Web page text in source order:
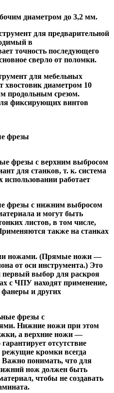
диаметром до 3,2 мм.
для предварительной
в
точность последующего
сверло от поломки.
для мебельных
хвостовик диаметром 10
продольным срезом.
фиксирующих винтов
фрезы
фрезы с верхним выбросом
для станков, т. к. система
работает
фрезы с нижним выбросом
и могут быть
листов, в том числе,
также на станках
ножами. (Прямые ножи —
от оси инструмента.) Это
первый выбор для раскроя
с ЧПУ находят применение,
фанеры и других
фрезы с
Нижние ножи при этом
а верхние ножи —
отсутствие
кромки всегда
понимать, что для
нож должен быть
чтобы не создавать